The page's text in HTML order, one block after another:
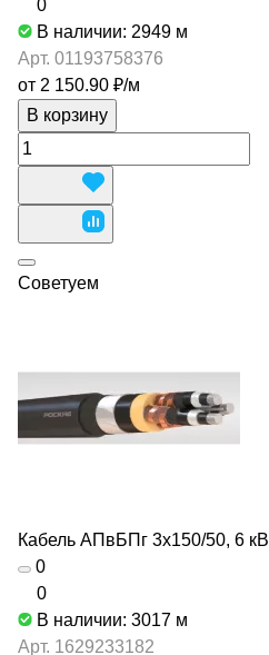
0
В наличии: 2949 м
Арт. 01193758376
от 2 150.90 ₽/м
В корзину
Советуем
Кабель АПвБПг 3х150/50, 6 кВ
0
0
В наличии: 3017 м
Арт. 1629233182